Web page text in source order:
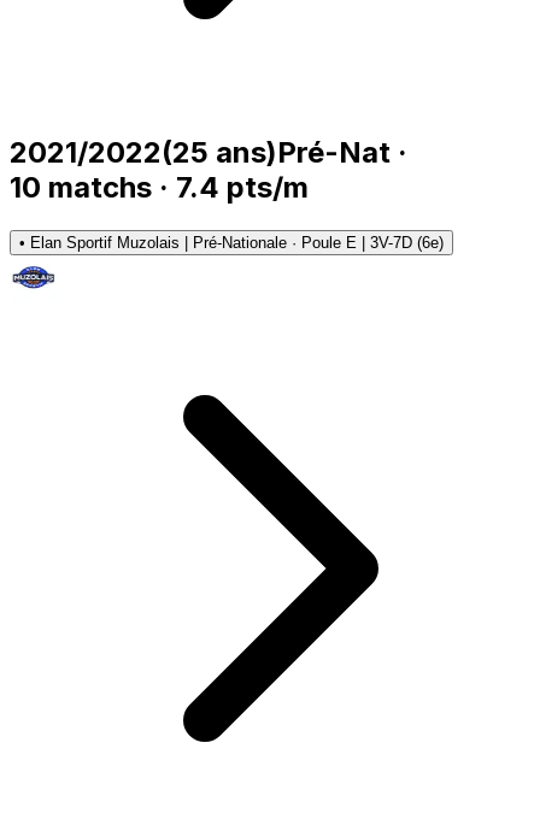
2021/2022(25 ans)Pré-Nat ·
10 matchs · 7.4 pts/m
• Elan Sportif Muzolais | Pré-Nationale · Poule E | 3V-7D (6e)